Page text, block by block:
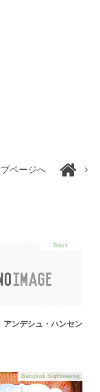
プページへ
Book
アンデシュ・ハンセン
Bangkok Sightseeing